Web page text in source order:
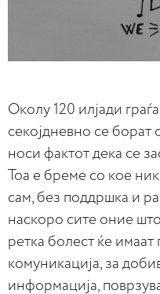
Околу 120 илјади
секојдневно се борат
носи фактот дека се
Тоа е бреме со кое
сам, без поддршка и
наскоро сите оние
ретка болест ќе
комуникација, за
информација,